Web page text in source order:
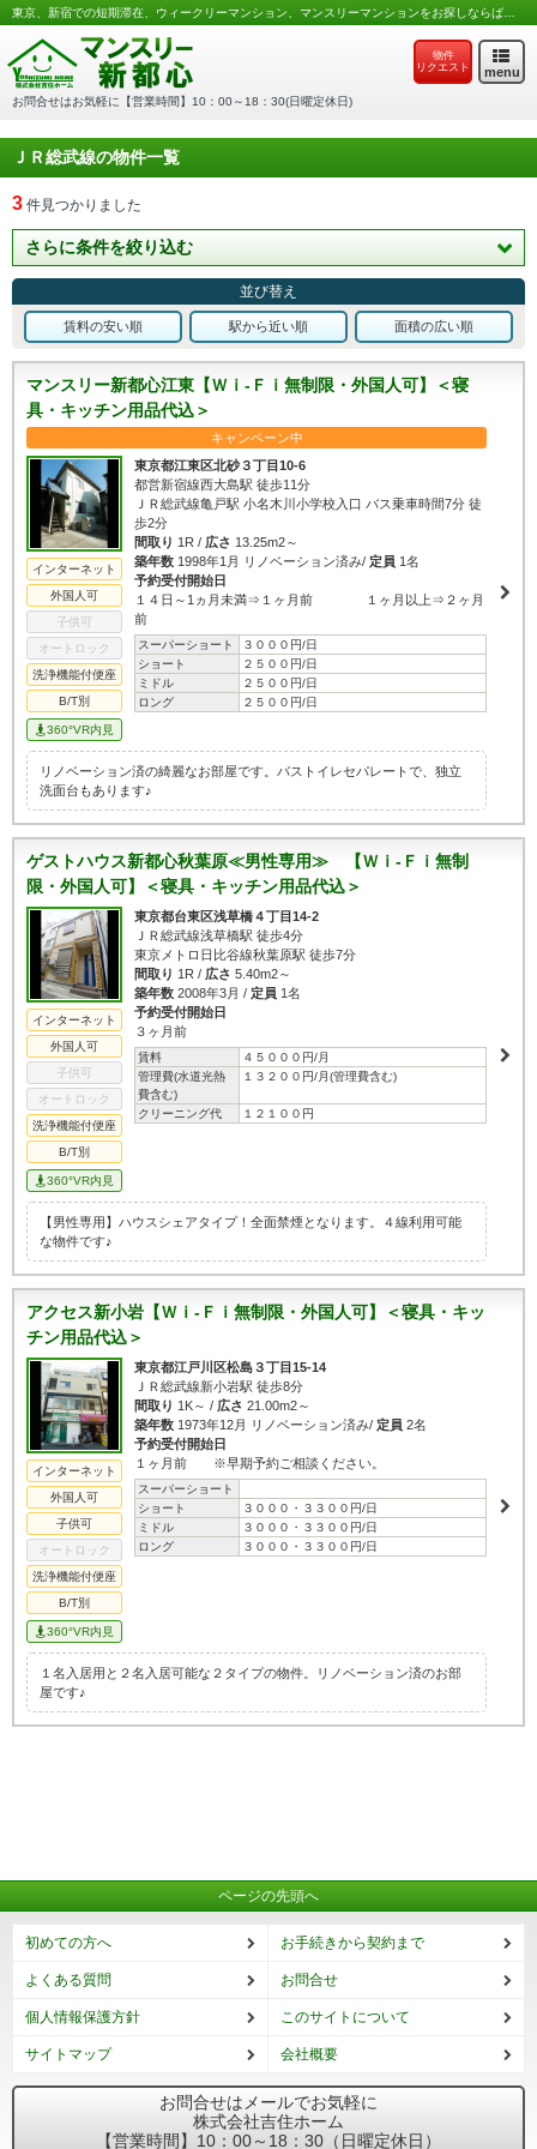
お問合せはお気軽に【営業時間】10：00～18：30(日曜定休日)
menu
物件
リクエスト
ＪＲ総武線の物件一覧
3 件見つかりました
さらに条件を絞り込む
並び替え
賃料の安い順 駅から近い順 面積の広い順
マンスリー新都心江東【Ｗｉ-Ｆｉ無制限・外国人可】＜寝
具・キッチン用品代込＞
キャンペーン中
インターネット
外国人可
子供可
オートロック
洗浄機能付便座
B/T別
360°VR内見
東京都江東区北砂３丁目10-6
都営新宿線西大島駅 徒歩11分
ＪＲ総武線亀戸駅 小名木川小学校入口 バス乗車時間7分 徒
歩2分
間取り 1R / 広さ 13.25m2～
築年数 1998年1月 リノベーション済み/ 定員 1名
予約受付開始日
１４日～1ヵ月未満⇒１ヶ月前 １ヶ月以上⇒２ヶ月
前
スーパーショート
３０００円/日
ショート
２５００円/日
ミドル
２５００円/日
ロング
２５００円/日
リノベーション済の綺麗なお部屋です。バストイレセパレートで、独立
洗面台もあります♪
ゲストハウス新都心秋葉原≪男性専用≫ 【Ｗｉ-Ｆｉ無制
限・外国人可】＜寝具・キッチン用品代込＞
インターネット
外国人可
子供可
オートロック
洗浄機能付便座
B/T別
360°VR内見
東京都台東区浅草橋４丁目14-2
ＪＲ総武線浅草橋駅 徒歩4分
東京メトロ日比谷線秋葉原駅 徒歩7分
間取り 1R / 広さ 5.40m2～
築年数 2008年3月 / 定員 1名
予約受付開始日
３ヶ月前
賃料
４５０００円/月
管理費(水道光熱
費含む)
１３２００円/月(管理費含む)
クリーニング代 １２１００円
【男性専用】ハウスシェアタイプ！全面禁煙となります。４線利用可能
な物件です♪
アクセス新小岩【Ｗｉ-Ｆｉ無制限・外国人可】＜寝具・キッ
チン用品代込＞
インターネット
外国人可
子供可
オートロック
洗浄機能付便座
B/T別
360°VR内見
東京都江戸川区松島３丁目15-14
ＪＲ総武線新小岩駅 徒歩8分
間取り 1K～ / 広さ 21.00m2～
築年数 1973年12月 リノベーション済み/ 定員 2名
予約受付開始日
１ヶ月前 ※早期予約ご相談ください。
スーパーショート
ショート
３０００・３３００円/日
ミドル
３０００・３３００円/日
ロング
３０００・３３００円/日
１名入居用と２名入居可能な２タイプの物件。リノベーション済のお部
屋です♪
ページの先頭へ
初めての方へ お手続きから契約まで
よくある質問 お問合せ
個人情報保護方針 このサイトについて
サイトマップ 会社概要
お問合せはメールでお気軽に
株式会社吉住ホーム
【営業時間】10：00～18：30（日曜定休日）